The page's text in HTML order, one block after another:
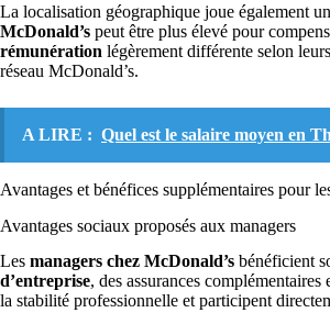
La localisation géographique joue également
McDonald’s peut être plus élevé pour
rémunération légèrement différente selon
réseau McDonald’s.
A LIRE : Quel est le salaire moyen en
Avantages et bénéfices supplémentaires pour
Avantages sociaux proposés aux managers
Les managers chez McDonald’s bénéficient
d’entreprise, des assurances
la stabilité professionnelle et participent